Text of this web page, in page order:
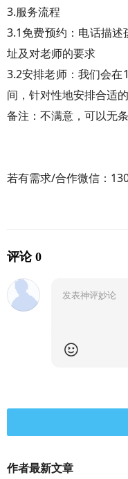
3.服务流程
3.1免费预约：电话描
址及对老师的要求
3.2安排老师：我们会
间，针对性地安排合适
备注：不满意，可以无
若有需求/合作微信：
评论 0
作者最新文章